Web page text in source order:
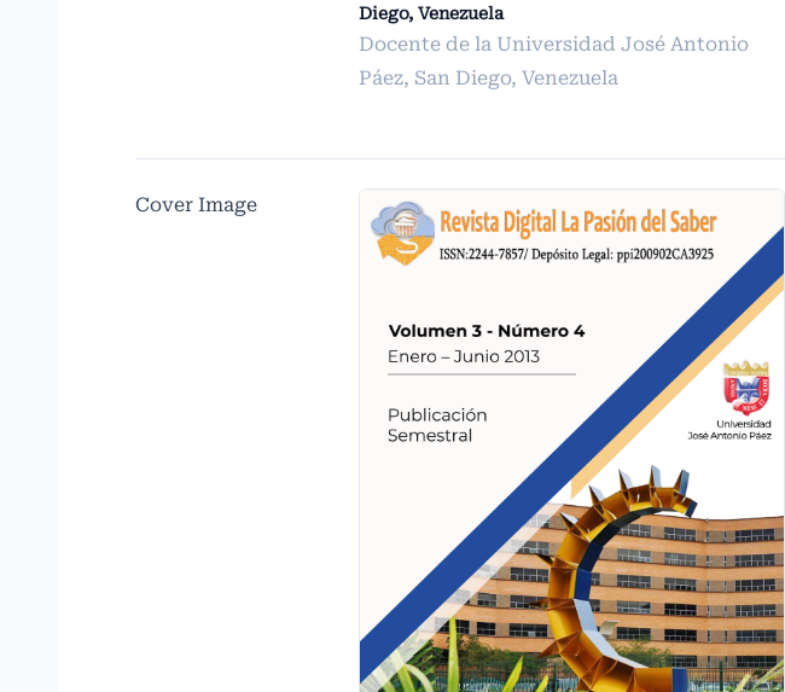
Diego, Venezuela
Docente de la Universidad José Antonio
Páez, San Diego, Venezuela
Cover Image